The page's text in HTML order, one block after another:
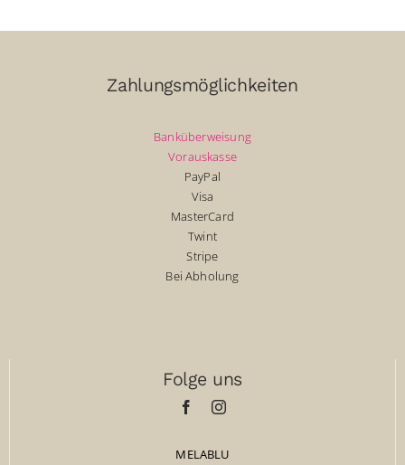
Zahlungsmöglichkeiten
Banküberweisung
Vorauskasse
PayPal
Visa
MasterCard
Twint
Stripe
Bei Abholung
Folge uns
MELABLU